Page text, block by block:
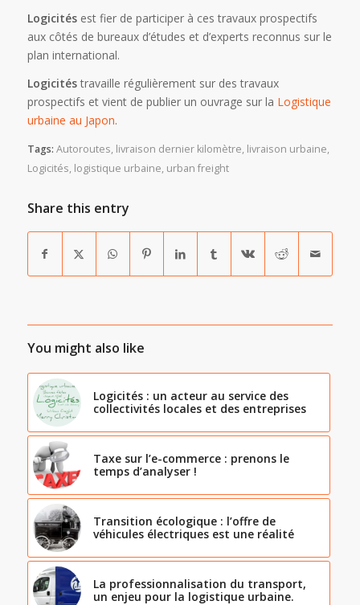
Logicitésest fier de participer à ces travaux prospectifs
aux côtés de bureaux d’études et d’experts reconnus sur le
plan international.
Logicitéstravaille régulièrement sur des travaux
prospectifs et vient de publier un ouvrage sur la Logistique
urbaine au Japon.
Tags: Autoroutes, livraison dernier kilomètre, livraison urbaine,
Logicités, logistique urbaine, urban freight
Share this entry
You might also like
Logicités : un acteur au service des
collectivités locales et des entreprises
Taxe sur l’e-commerce : prenons le
temps d’analyser !
Transition écologique : l’offre de
véhicules électriques est une réalité
La professionnalisation du transport,
un enjeu pour la logistique urbaine.